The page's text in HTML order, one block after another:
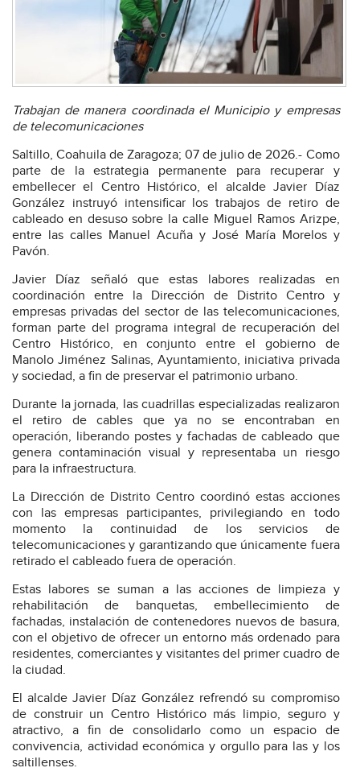
Trabajan de manera coordinada el Municipio y empresas
de telecomunicaciones
Saltillo, Coahuila de Zaragoza; 07 de julio de 2026.- Como
parte de la estrategia permanente para recuperar y
embellecer el Centro Histórico, el alcalde Javier Díaz
González instruyó intensificar los trabajos de retiro de
cableado en desuso sobre la calle Miguel Ramos Arizpe,
entre las calles Manuel Acuña y José María Morelos y
Pavón.
Javier Díaz señaló que estas labores realizadas en
coordinación entre la Dirección de Distrito Centro y
empresas privadas del sector de las telecomunicaciones,
forman parte del programa integral de recuperación del
Centro Histórico, en conjunto entre el gobierno de
Manolo Jiménez Salinas, Ayuntamiento, iniciativa privada
y sociedad, a fin de preservar el patrimonio urbano.
Durante la jornada, las cuadrillas especializadas realizaron
el retiro de cables que ya no se encontraban en
operación, liberando postes y fachadas de cableado que
genera contaminación visual y representaba un riesgo
para la infraestructura.
La Dirección de Distrito Centro coordinó estas acciones
con las empresas participantes, privilegiando en todo
momento la continuidad de los servicios de
telecomunicaciones y garantizando que únicamente fuera
retirado el cableado fuera de operación.
Estas labores se suman a las acciones de limpieza y
rehabilitación de banquetas, embellecimiento de
fachadas, instalación de contenedores nuevos de basura,
con el objetivo de ofrecer un entorno más ordenado para
residentes, comerciantes y visitantes del primer cuadro de
la ciudad.
El alcalde Javier Díaz González refrendó su compromiso
de construir un Centro Histórico más limpio, seguro y
atractivo, a fin de consolidarlo como un espacio de
convivencia, actividad económica y orgullo para las y los
saltillenses.